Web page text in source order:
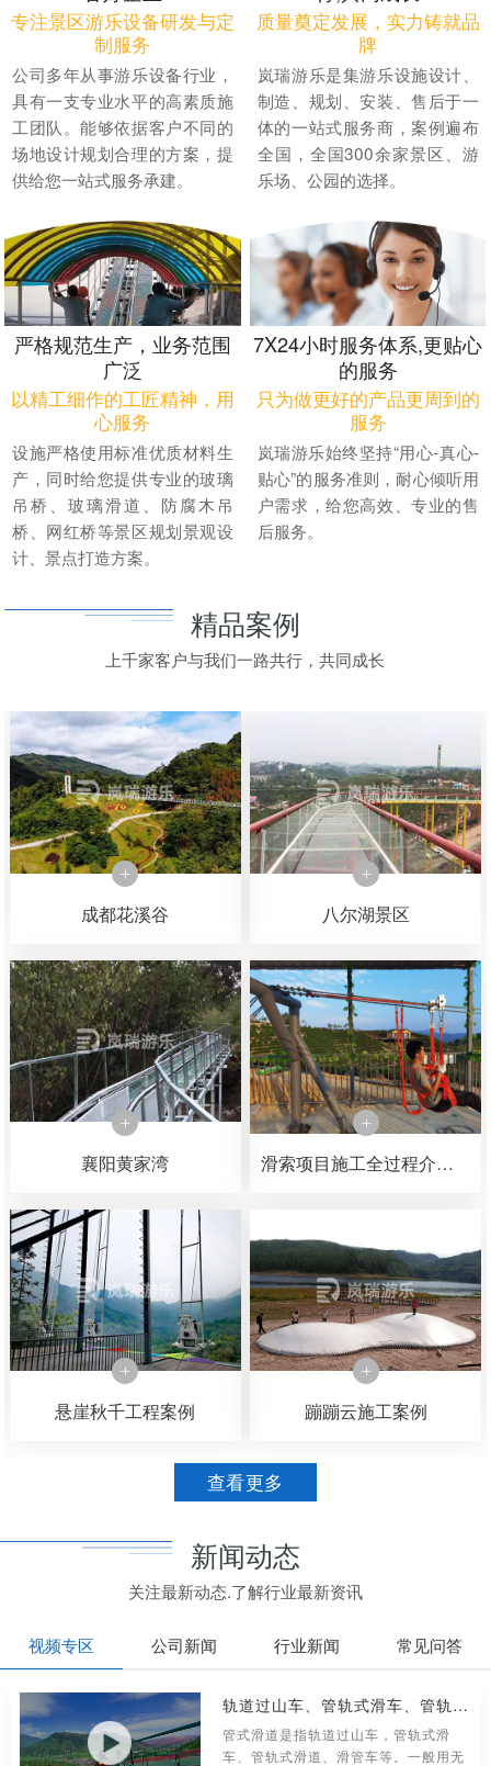
专注景区游乐设备研发与定
制服务
公司多年从事游乐设备行业，
具有一支专业水平的高素质施
工团队。能够依据客户不同的
场地设计规划合理的方案，提
供给您一站式服务承建。
质量奠定发展，实力铸就品
牌
岚瑞游乐是集游乐设施设计、
制造、规划、安装、售后于一
体的一站式服务商，案例遍布
全国，全国300余家景区、游
乐场、公园的选择。
严格规范生产，业务范围
广泛
以精工细作的工匠精神，用
心服务
设施严格使用标准优质材料生
产，同时给您提供专业的玻璃
吊桥、玻璃滑道、防腐木吊
桥、网红桥等景区规划景观设
计、景点打造方案。
7X24小时服务体系,更贴心
的服务
只为做更好的产品更周到的
服务
岚瑞游乐始终坚持“用心-真心-
贴心”的服务准则，耐心倾听用
户需求，给您高效、专业的售
后服务。
精品案例
上千家客户与我们一路共行，共同成长
成都花溪谷 八尔湖景区
襄阳黄家湾 滑索项目施工全过程介绍，可以了解一下滑索是如何一步一步施工完成的
悬崖秋千工程案例 蹦蹦云施工案例
查看更多
新闻动态
关注最新动态.了解行业最新资讯
视频专区 公司新闻 行业新闻 常见问答
轨道过山车、管轨式滑车、管轨式滑道、滑管车
管式滑道是指轨道过山车，管轨式滑
车、管轨式滑道、滑管车等。一般用无